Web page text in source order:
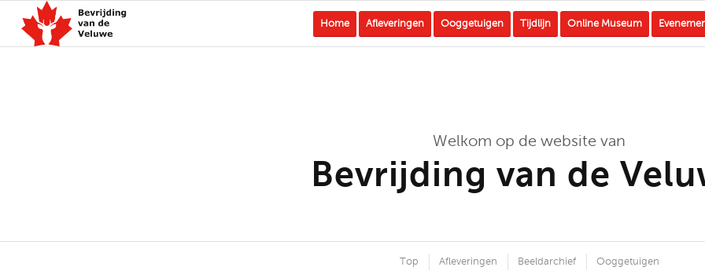
Home Afleveringen Ooggetuigen Tijdlijn Online Museum
Welkom op de website van
Bevrijding van de
Top Afleveringen Beeldarchief Ooggetuigen